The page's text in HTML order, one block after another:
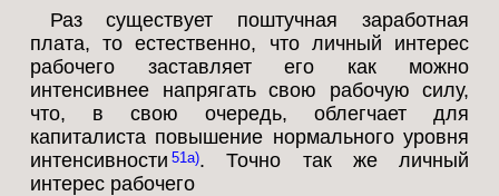
Раз существует поштучная заработная
плата, то естественно, что личный интерес
рабочего заставляет его как можно
интенсивнее напрягать свою рабочую силу,
что, в свою очередь, облегчает для
капиталиста повышение нормального уровня
интенсивности 51a . Точно так же личный
интерес рабочего